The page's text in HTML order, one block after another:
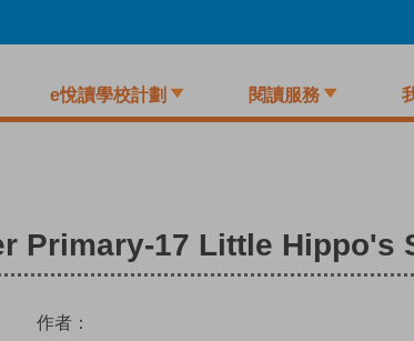
e悅讀學校計劃 閱讀服務
Primary-17 Little Hippo's
作者：